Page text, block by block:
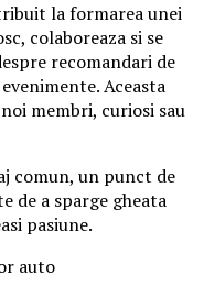
la formarea unei
colaboreaza si se
recomandari de
Aceasta
membri, curiosi sau
comun, un punct de
de a sparge gheata
pasiune.
auto